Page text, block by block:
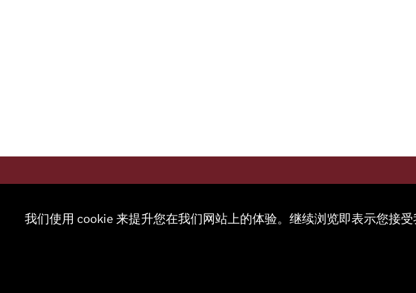
联系
我们使用 cookie 来提升您在我们网站上的体验。继续浏览即表示您接受